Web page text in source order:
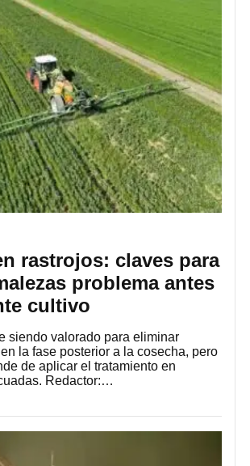
rastrojos: claves para
problema antes
cultivo
siendo valorado para eliminar
la fase posterior a la cosecha, pero
de aplicar el tratamiento en
Redactor:…